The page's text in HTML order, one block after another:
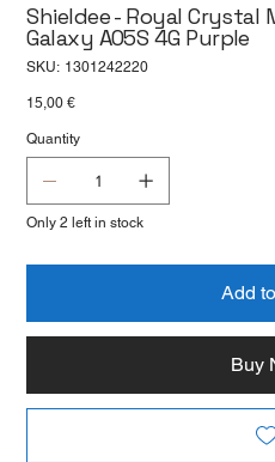
Shieldee - Royal Crystal
Galaxy A05S 4G Purple
SKU: SKU
1301242220
Price
15,00 €
Quantity
Only 2 left in stock
Add
Buy